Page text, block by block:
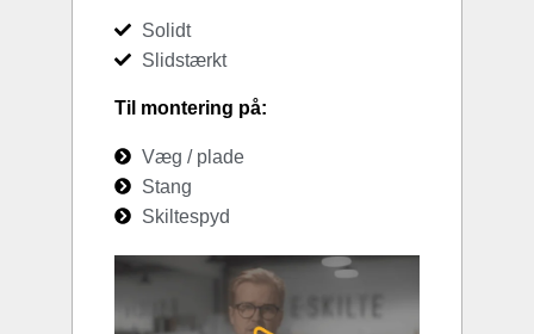
Solidt
Slidstærkt
Til montering på:
Væg / plade
Stang
Skiltespyd